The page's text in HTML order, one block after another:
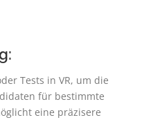
Tests in VR, um die
für bestimmte
eine präzisere